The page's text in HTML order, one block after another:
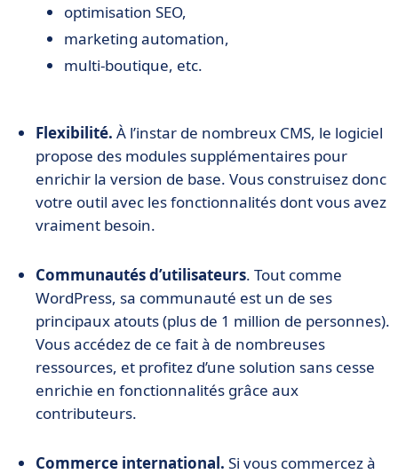
optimisation SEO,
marketing automation,
multi-boutique, etc.
Flexibilité. À l’instar de nombreux CMS, le logiciel
propose des modules supplémentaires pour
enrichir la version de base. Vous construisez donc
votre outil avec les fonctionnalités dont vous avez
vraiment besoin.
Communautés d’utilisateurs. Tout comme
WordPress, sa communauté est un de ses
principaux atouts (plus de 1 million de personnes).
Vous accédez de ce fait à de nombreuses
ressources, et profitez d’une solution sans cesse
enrichie en fonctionnalités grâce aux
contributeurs.
Commerce international. Si vous commercez à